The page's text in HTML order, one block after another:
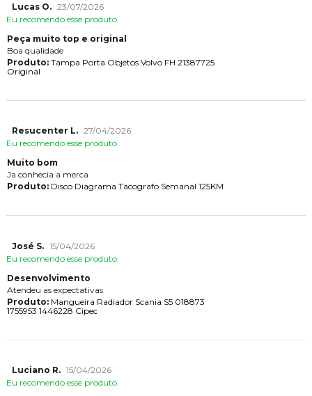
Lucas O. 23/07/2026
Eu recomendo esse produto.
Peça muito top e original
Boa qualidade
Produto:Tampa Porta Objetos Volvo FH 21387725
Original
Resucenter L. 27/04/2026
Eu recomendo esse produto.
Muito bom
Ja conhecia a merca
Produto:Disco Diagrama Tacografo Semanal 125KM
José S. 15/04/2026
Eu recomendo esse produto.
Desenvolvimento
Atendeu as expectativas
Produto:Mangueira Radiador Scania S5 018873
1755953 1446228 Cipec
Luciano R. 15/04/2026
Eu recomendo esse produto.